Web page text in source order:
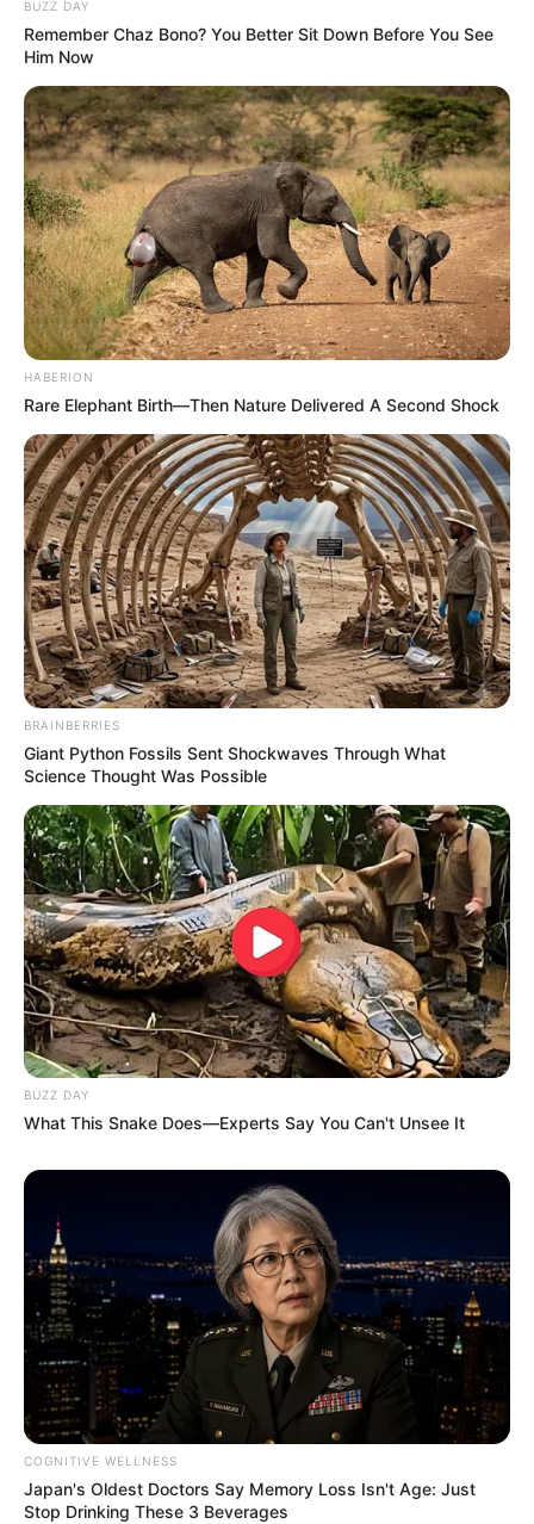
BUZZ DAY
Remember Chaz Bono? You Better Sit Down Before You See
Him Now
HABERION
Rare Elephant Birth—Then Nature Delivered A Second Shock
BRAINBERRIES
Giant Python Fossils Sent Shockwaves Through What
Science Thought Was Possible
BUZZ DAY
What This Snake Does—Experts Say You Can't Unsee It
COGNITIVE WELLNESS
Japan's Oldest Doctors Say Memory Loss Isn't Age: Just
Stop Drinking These 3 Beverages